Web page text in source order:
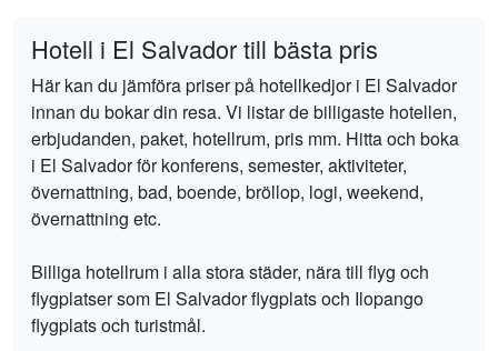
Hotell i El Salvador till bästa pris
Här kan du jämföra priser på hotellkedjor i El Salvador
innan du bokar din resa. Vi listar de billigaste hotellen,
erbjudanden, paket, hotellrum, pris mm. Hitta och boka
i El Salvador för konferens, semester, aktiviteter,
övernattning, bad, boende, bröllop, logi, weekend,
övernattning etc.
Billiga hotellrum i alla stora städer, nära till flyg och
flygplatser som El Salvador flygplats och Ilopango
flygplats och turistmål.